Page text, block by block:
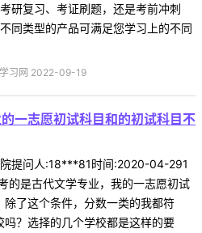
研复习、考证刷题，还是考前冲刺
同类型的产品可满足您学习上的不同
习网 2022-09-19
一志愿初试科目和的初试科目不
提问人:18***81时间:2020-04-291
的是古代文学专业，我的一志愿初试
了这个条件，分数一类的我都符
？选择的几个学校都是这样的要